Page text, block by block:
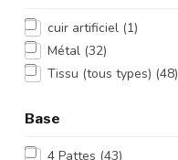
cuir artificiel (1)
Métal (32)
Tissu (tous types) (48)
Base
4 Pattes (43)